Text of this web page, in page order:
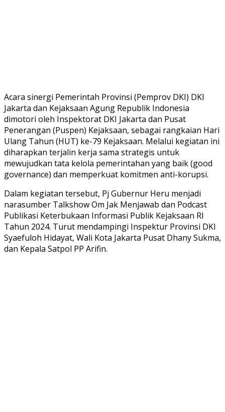
Acara sinergi Pemerintah Provinsi (Pemprov DKI) DKI
Jakarta dan Kejaksaan Agung Republik Indonesia
dimotori oleh Inspektorat DKI Jakarta dan Pusat
Penerangan (Puspen) Kejaksaan, sebagai rangkaian Hari
Ulang Tahun (HUT) ke-79 Kejaksaan. Melalui kegiatan ini
diharapkan terjalin kerja sama strategis untuk
mewujudkan tata kelola pemerintahan yang baik (good
governance) dan memperkuat komitmen anti-korupsi.
Dalam kegiatan tersebut, Pj Gubernur Heru menjadi
narasumber Talkshow Om Jak Menjawab dan Podcast
Publikasi Keterbukaan Informasi Publik Kejaksaan RI
Tahun 2024. Turut mendampingi Inspektur Provinsi DKI
Syaefuloh Hidayat, Wali Kota Jakarta Pusat Dhany Sukma,
dan Kepala Satpol PP Arifin.